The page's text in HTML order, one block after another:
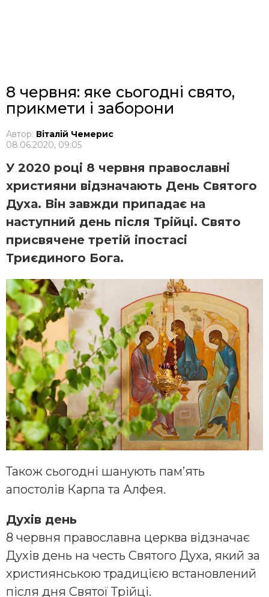
8 червня: яке сьогодні свято,
прикмети і заборони
Автор: Віталій Чемерис
08.06.2020, 09:05
У 2020 році 8 червня православні
християни відзначають День Святого
Духа. Він завжди припадає на
наступний день після Трійці. Свято
присвячене третій іпостасі
Триєдиного Бога.
Також сьогодні шанують пам’ять
апостолів Карпа та Алфея.
Духів день
8 червня православна церква відзначає
Духів день на честь Святого Духа, який за
християнською традицією встановлений
після дня Святої Трійці.